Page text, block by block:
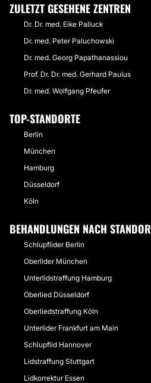
ZULETZT GESEHENE ZENTREN
Dr. Dr. med. Eike Palluck
Dr. med. Peter Paluchowski
Dr. med. Georg Papathanassiou
Prof. Dr. Dr. med. Gerhard Paulus
Dr. med. Wolfgang Pfeufer
TOP-STANDORTE
Berlin
München
Hamburg
Düsseldorf
Köln
BEHANDLUNGEN NACH
Schlupflider Berlin
Oberlider München
Unterlidstraffung Hamburg
Oberlied Düsseldorf
Oberliedstraffung Köln
Unterlider Frankfurt am Main
Schlupflid Hannover
Lidstraffung Stuttgart
Lidkorrektur Essen